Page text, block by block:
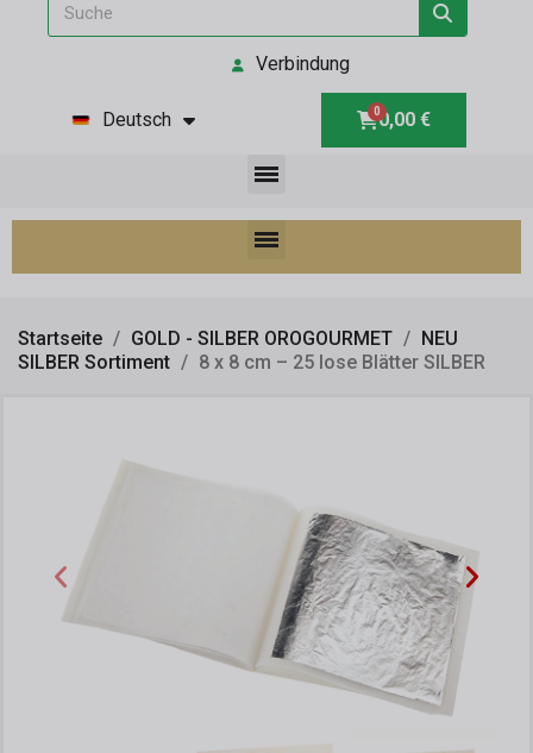
Verbindung
Deutsch 0,00 €
Startseite GOLD - SILBER OROGOURMET
NEU
SILBER Sortiment
8 x 8 cm – 25 lose Blätter SILBER